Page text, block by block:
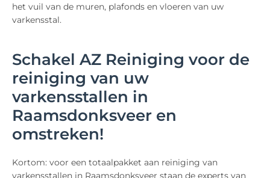
het vuil van de muren, plafonds en vloeren van uw
varkensstal.
Schakel AZ Reiniging voor de
reiniging van uw
varkensstallen in
Raamsdonksveer en
omstreken!
Kortom: voor een totaalpakket aan reiniging van
varkensstallen in Raamsdonksveer staan de experts van